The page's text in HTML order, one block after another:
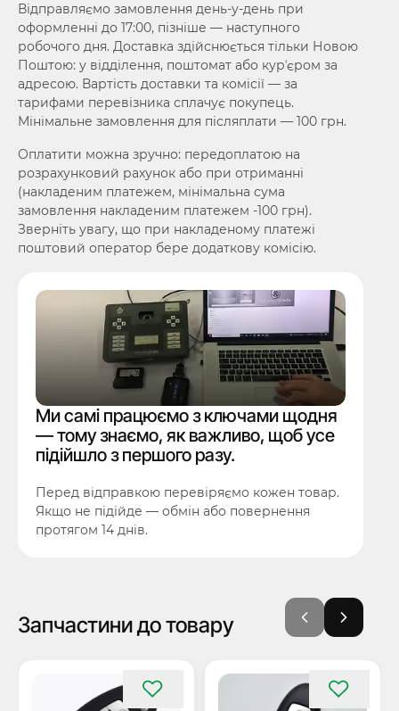
Відправляємо замовлення день-у-день при
оформленні до 17:00, пізніше — наступного
робочого дня. Доставка здійснюється тільки Новою
Поштою: у відділення, поштомат або курʼєром за
адресою. Вартість доставки та комісії — за
тарифами перевізника сплачує покупець.
Мінімальне замовлення для післяплати — 100 грн.
Оплатити можна зручно: передоплатою на
розрахунковий рахунок або при отриманні
(накладеним платежем, мінімальна сума
замовлення накладеним платежем -100 грн).
Зверніть увагу, що при накладеному платежі
поштовий оператор бере додаткову комісію.
Ми самі працюємо з ключами щодня
— тому знаємо, як важливо, щоб усе
підійшло з першого разу.
Перед відправкою перевіряємо кожен товар.
Якщо не підійде — обмін або повернення
протягом 14 днів.
Запчастини до товару